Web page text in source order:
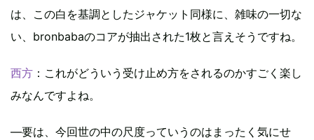
は、この白を基調としたジャケット同様に、雑味の一切な
い、bronbabaのコアが抽出された1枚と言えそうですね。
西方 ：これがどういう受け止め方をされるのかすごく楽し
みなんですよね。
―要は、今回世の中の尺度っていうのはまったく気にせ